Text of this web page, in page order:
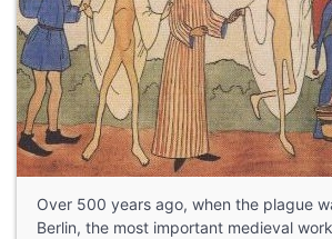
Over 500 years ago, when the plague
Berlin, the most important medieval